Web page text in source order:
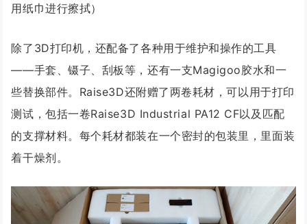
用纸巾进行擦拭）
除了3D打印机，还配备了各种用于维护和操作的工具
——手套、镊子、刮板等，还有一支Magigoo胶水和一
些替换部件。Raise3D还附赠了两卷耗材，可以用于打印
测试，包括一卷Raise3D Industrial PA12 CF以及匹配
的支撑材料。每个耗材都装在一个密封的包装里，里面装
着干燥剂。